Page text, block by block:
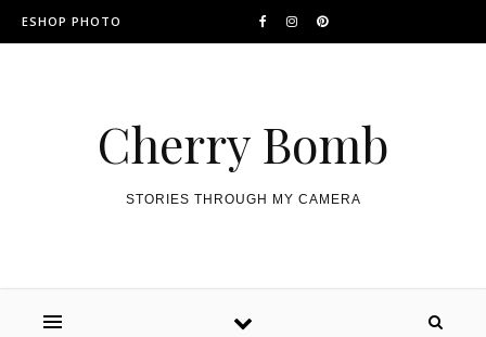
ESHOP PHOTO
Cherry Bomb
STORIES THROUGH MY CAMERA